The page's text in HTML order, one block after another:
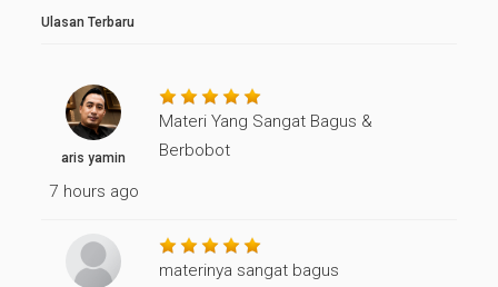
Ulasan Terbaru
aris yamin
7 hours ago
Materi Yang Sangat Bagus &
Berbobot
materinya sangat bagus